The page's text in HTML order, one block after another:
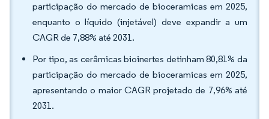
participação do mercado de bioceramicas em 2025,
enquanto o líquido (injetável) deve expandir a um
CAGR de 7,88% até 2031.
Por tipo, as cerâmicas bioinertes detinham 80,81% da
participação do mercado de bioceramicas em 2025,
apresentando o maior CAGR projetado de 7,96% até
2031.